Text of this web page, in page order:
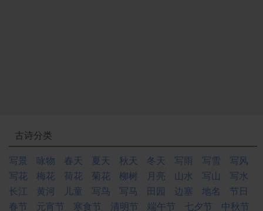
古诗分类
写景
咏物 春天 夏天 秋天 冬天 写雨 写雪
写风
写花
梅花 荷花 菊花 柳树 月亮 山水 写山
写水
长江
黄河 儿童 写鸟 写马 田园 边塞 地名
节日
春节
元宵节 寒食节 清明节 端午节 七夕节 中秋节